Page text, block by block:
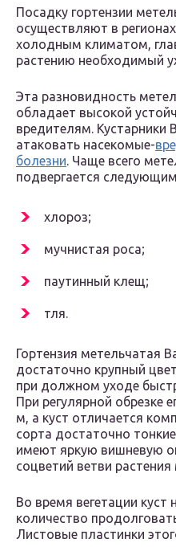
Посадку гортензии
осуществляют в
холодным климатом,
растению необходимый
Эта разновидность
обладает высокой
вредителям. Кустарники
атаковать насекомые-
болезни. Чаще всего
подвергается
хлороз;
мучнистая роса;
паутинный клещ;
тля.
Гортензия метельчатая
достаточно крупный
при должном уходе
При регулярной обрезке
м, а куст отличается
сорта достаточно
имеют яркую вишневую
соцветий ветви растения
Во время вегетации
количество
Листовые пластинки